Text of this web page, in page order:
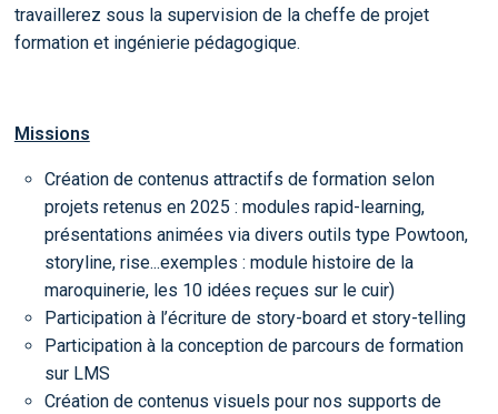
travaillerez sous la supervision de la cheffe de projet
formation et ingénierie pédagogique.
Missions
Création de contenus attractifs de formation selon
projets retenus en 2025 : modules rapid-learning,
présentations animées via divers outils type Powtoon,
storyline, rise...exemples : module histoire de la
maroquinerie, les 10 idées reçues sur le cuir)
Participation à l’écriture de story-board et story-telling
Participation à la conception de parcours de formation
sur LMS
Création de contenus visuels pour nos supports de